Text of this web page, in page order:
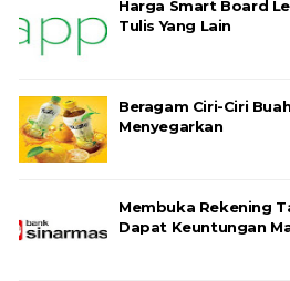
Harga Smart Board
Tulis Yang Lain
Beragam Ciri-Ciri
Menyegarkan
Membuka Rekening
Dapat Keuntungan